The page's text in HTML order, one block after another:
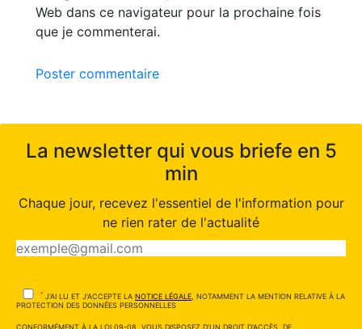
Web dans ce navigateur pour la prochaine fois
que je commenterai.
Poster commentaire
La newsletter qui vous briefe en 5
min
Chaque jour, recevez l'essentiel de l'information pour
ne rien rater de l'actualité
* J'AI LU ET J'ACCEPTE LA NOTICE LÉGALE , NOTAMMENT LA MENTION RELATIVE À LA
PROTECTION DES DONNÉES PERSONNELLES
CONFORMÉMENT À LA LOI 09-08, VOUS DISPOSEZ D'UN DROIT D'ACCÈS, DE